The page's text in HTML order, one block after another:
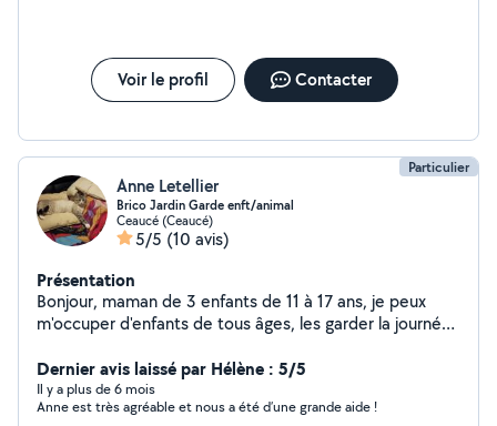
Voir le profil Contacter
Particulier
Anne Letellier
Brico Jardin Garde enft/animal
Ceaucé (Ceaucé)
5/5 (10 avis)
Présentation
Bonjour, maman de 3 enfants de 11 à 17 ans, je peux
m'occuper d'enfants de tous âges, les garder la journée,
devoirs (Niveau primaire et collège.) Je garde aussi les
animaux (chiens, chats, rongeurs...) Nous avons chez
nous 2 chiens et des chats. Et je peux aider pour du
Dernier avis laissé par Hélène : 5/5
Il y a plus de 6 mois
Anne est très agréable et nous a été d’une grande aide !